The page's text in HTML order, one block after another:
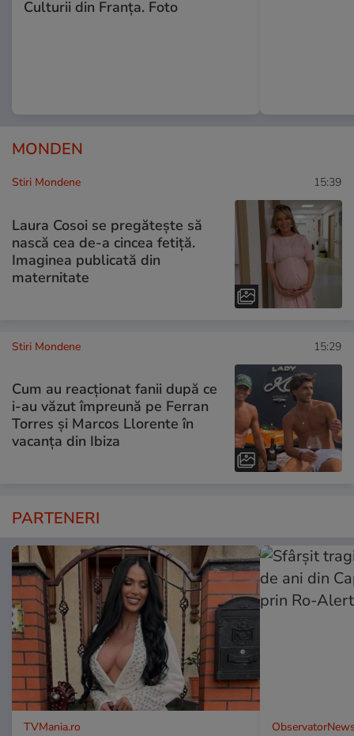
Culturii din Franța. Foto
MONDEN
Stiri Mondene 15:39
Laura Cosoi se pregătește să
nască cea de-a cincea fetiță.
Imaginea publicată din
maternitate
Stiri Mondene 15:29
Cum au reacționat fanii după ce
i-au văzut împreună pe Ferran
Torres și Marcos Llorente în
vacanța din Ibiza
PARTENERI
TVMania.ro